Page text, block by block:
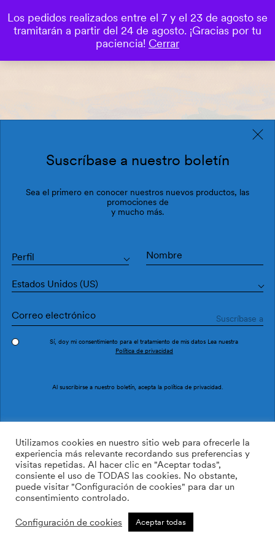
0
Ref. M4101-1
113.64$ /m2
Suscríbase a nuestro boletín
Sea el primero en conocer nuestros nuevos productos, las
promociones de
y mucho más.
Perfil
Estados Unidos (US)
Sí, doy mi consentimiento para el tratamiento de mis datos Lea nuestra
Política de privacidad
Al suscribirse a nuestro boletín, acepta la política de privacidad
Utilizamos cookies en nuestro sitio web para ofrecerle la
experiencia más relevante recordando sus preferencias y
visitas repetidas. Al hacer clic en "Aceptar todas",
consiente el uso de TODAS las cookies. No obstante,
puede visitar "Configuración de cookies" para dar un
consentimiento controlado.
Configuración de cookies Aceptar todas
Los pedidos realizados entre el 7 y el 23 de agosto se
tramitarán a partir del 24 de agosto. ¡Gracias por tu
paciencia! Cerrar